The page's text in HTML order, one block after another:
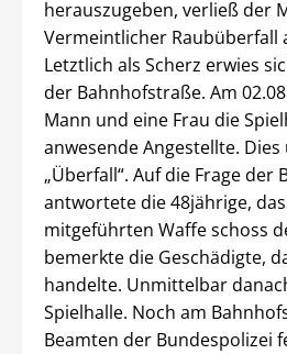
herauszugeben, verließ der
Vermeintlicher Raubüberfall
Letztlich als Scherz erwies
der Bahnhofstraße. Am
Mann und eine Frau die
anwesende Angestellte.
„Überfall“. Auf die Frage der
antwortete die 48jährige,
mitgeführten Waffe schoss
bemerkte die Geschädigte,
handelte. Unmittelbar
Spielhalle. Noch am
Beamten der Bundespolizei